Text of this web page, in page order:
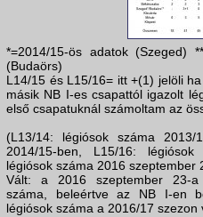
*=2014/15-ös adatok (Szeged)
(Budaörs)
L14/15 és L15/16= itt +(1) jelöli
másik NB I-es csapattól igazolt
első csapatuknál számoltam az
(L13/14: légiósok száma 2013/
2014/15-ben, L15/16:
légiósok száma 2016 szeptember
Vált: a 2016 szeptember 23-a
száma, beleértve az NB I-en
légiósok száma a 2016/17 szezon